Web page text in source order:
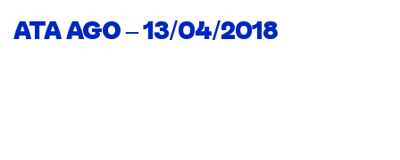
ATA AGO – 13/04/2018